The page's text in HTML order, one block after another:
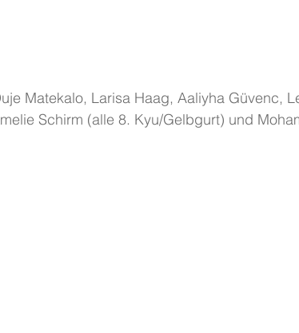
Matekalo, Larisa Haag, Aaliyha Güvenc,
Schirm (alle 8. Kyu/Gelbgurt) und